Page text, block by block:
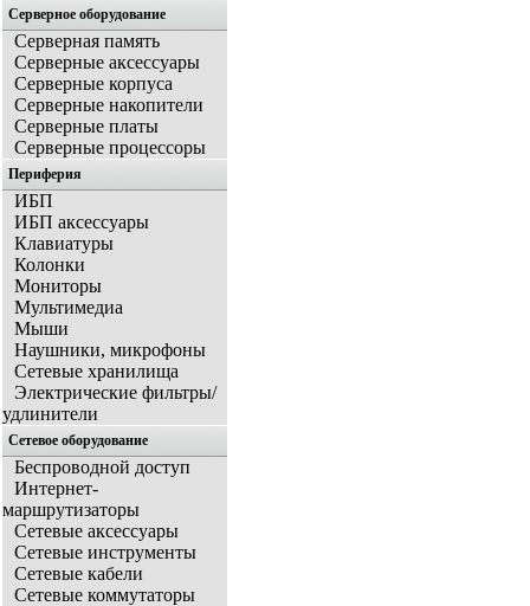
Серверное оборудование
Серверная память
Серверные аксессуары
Серверные корпуса
Серверные накопители
Серверные платы
Серверные процессоры
Периферия
ИБП
ИБП аксессуары
Клавиатуры
Колонки
Мониторы
Мультимедиа
Мыши
Наушники, микрофоны
Сетевые хранилища
Электрические фильтры/
удлинители
Сетевое оборудование
Беспроводной доступ
Интернет-
маршрутизаторы
Сетевые аксессуары
Сетевые инструменты
Сетевые кабели
Сетевые коммутаторы